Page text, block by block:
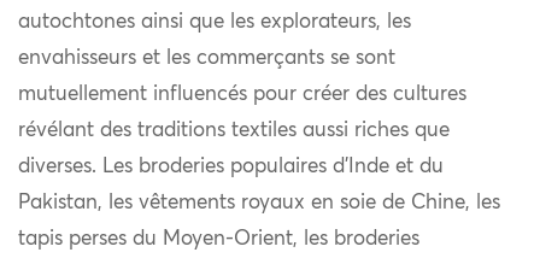
autochtones ainsi que les explorateurs, les
envahisseurs et les commerçants se sont
mutuellement influencés pour créer des cultures
révélant des traditions textiles aussi riches que
diverses. Les broderies populaires d’Inde et du
Pakistan, les vêtements royaux en soie de Chine, les
tapis perses du Moyen-Orient, les broderies